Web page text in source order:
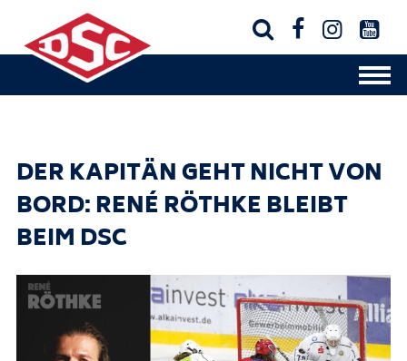
   
DER KAPITÄN GEHT NICHT VON
BORD: RENÉ RÖTHKE BLEIBT
BEIM DSC